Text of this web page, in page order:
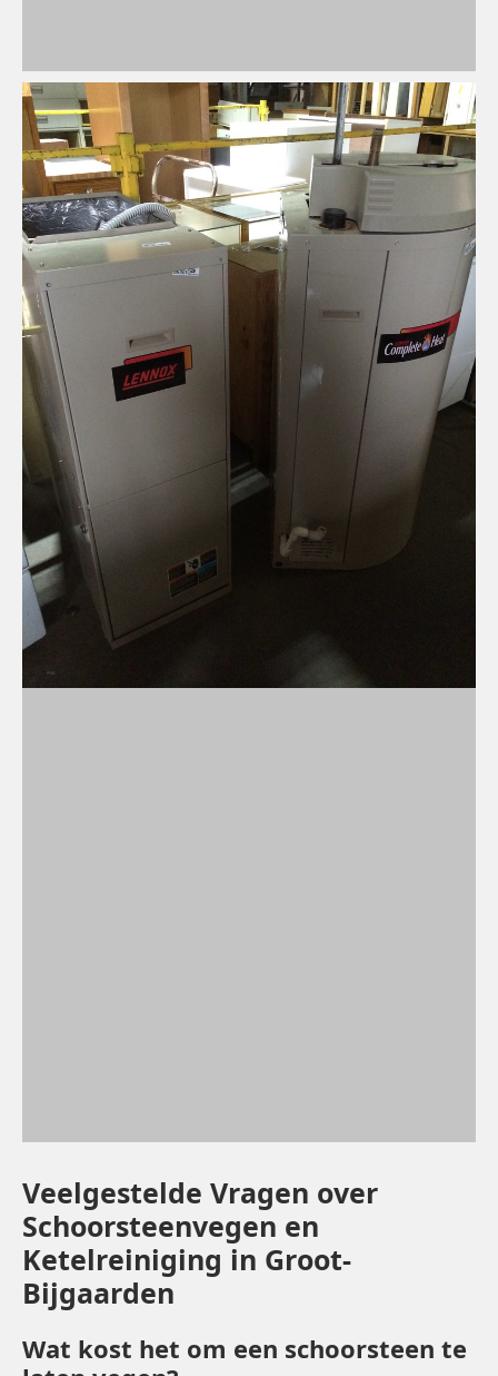
Veelgestelde Vragen over
Schoorsteenvegen en
Ketelreiniging in Groot-
Bijgaarden
Wat kost het om een schoorsteen te